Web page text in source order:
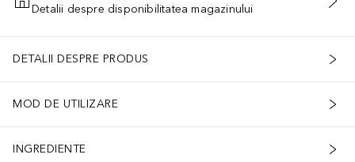
ADĂUGAȚI ÎN COŞ
Detalii despre disponibilitatea magazinului
DETALII DESPRE PRODUS
MOD DE UTILIZARE
INGREDIENTE